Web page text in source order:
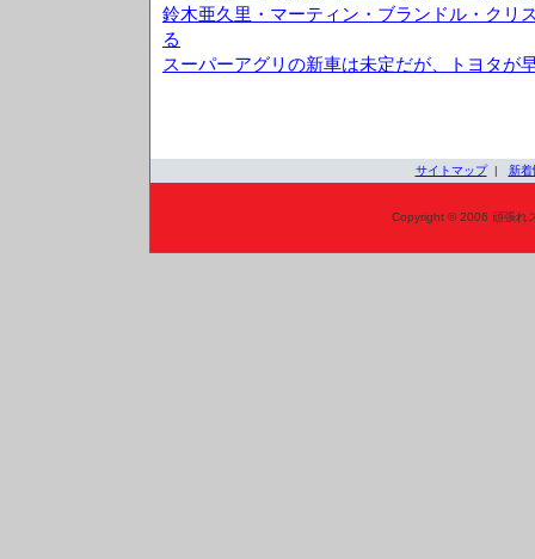
鈴木亜久里・マーティン・ブランドル・クリ
る
スーパーアグリの新車は未定だが、トヨタが
サイトマップ| 新着
Copyright © 2006 頑張れ